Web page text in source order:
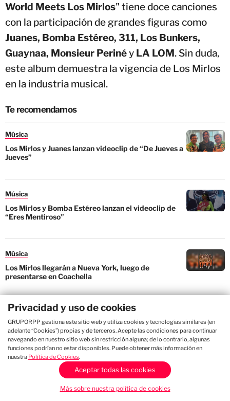
World Meets Los Mirlos" tiene doce canciones
con la participación de grandes figuras como
Juanes, Bomba Estéreo, 311, Los Bunkers,
Guaynaa, Monsieur Perinéy LA LOM. Sin duda,
este album demuestra la vigencia de Los Mirlos
en la industria musical.
Te recomendamos
Música
Los Mirlos y Juanes lanzan videoclip de “De Jueves a
Jueves”
Música
Los Mirlos y Bomba Estéreo lanzan el videoclip de
“Eres Mentiroso”
Música
Los Mirlos llegarán a Nueva York, luego de
presentarse en Coachella
Música
Los Mirlos lanzan “The World Meets Los Mirlos”, un
álbum colaborativo con grandes artistas
internacionales
Definitivamente, "The World Meets Los Mirlos
Privacidad y uso de cookies
GRUPORPP gestiona este sitio web y utiliza cookies y tecnologías similares (en
adelante “Cookies”) propias y de terceros. Acepte las condiciones para continuar
navegando en nuestro sitio web sin restricción alguna; de lo contrario, algunas
funciones podrían no estar disponibles. Puede obtener más información en
nuestra Política de Cookies.
Aceptar todas las cookies
Más sobre nuestra política de cookies